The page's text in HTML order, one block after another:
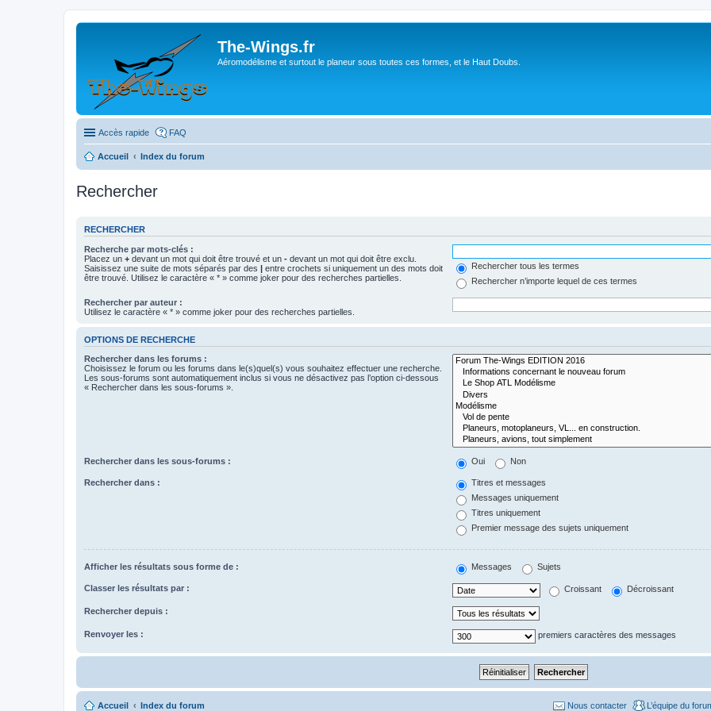
The-Wings.fr
Aéromodélisme et surtout le planeur sous toutes ces formes, et le Haut Doubs.
Accès rapide FAQ
Accueil Index du forum
Rechercher
RECHERCHER
Recherche par mots-clés :
Placez un + devant un mot qui doit être trouvé et un - devant un mot qui doit être exclu.
Saisissez une suite de mots séparés par des | entre crochets si uniquement un des mots doit
être trouvé. Utilisez le caractère « * » comme joker pour des recherches partielles.
Rechercher tous les termes
Rechercher n’importe lequel de ces termes
Rechercher par auteur :
Utilisez le caractère « * » comme joker pour des recherches partielles.
OPTIONS DE RECHERCHE
Rechercher dans les forums :
Choisissez le forum ou les forums dans le(s)quel(s) vous souhaitez effectuer une recherche.
Les sous-forums sont automatiquement inclus si vous ne désactivez pas l’option ci-dessous
« Rechercher dans les sous-forums ».
Rechercher dans les sous-forums : Oui Non
Rechercher dans :
Titres et messages
Messages uniquement
Titres uniquement
Premier message des sujets uniquement
Afficher les résultats sous forme de : Messages Sujets
Classer les résultats par : Croissant Décroissant
Rechercher depuis :
Renvoyer les : premiers caractères des messages
Accueil Index du forum L’équipe du
Nous contacter